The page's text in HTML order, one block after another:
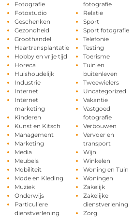
Fotografie
Fotostudio
Geschenken
Gezondheid
Groothandel
Haartransplantatie
Hobby en vrije tijd
Horeca
Huishoudelijk
Industrie
Internet
Internet
marketing
Kinderen
Kunst en Kitsch
Management
Marketing
Media
Meubels
Mobiliteit
Mode en Kleding
Muziek
Onderwijs
Particuliere
dienstverlening
fotografie
Relatie
Sport
Sport fotografie
Telefonie
Testing
Toerisme
Tuin en
buitenleven
Tweewielers
Uncategorized
Vakantie
Vastgoed
fotografie
Verbouwen
Vervoer en
transport
Wijn
Winkelen
Woning en Tuin
Woningen
Zakelijk
Zakelijke
dienstverlening
Zorg